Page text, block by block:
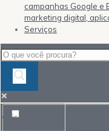
campanhas Google e
marketing digital,
Serviços
Mais resultados...